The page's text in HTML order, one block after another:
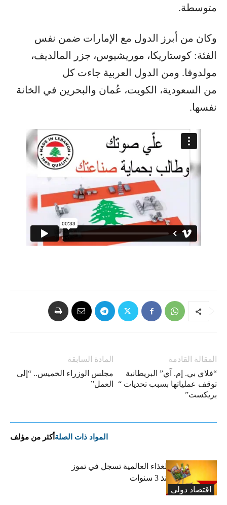
متوسطة.
وكان من أبرز الدول مع الإمارات ضمن نفس
الفئة: كوستاريكا، موريشيوس، جزر المالديف،
مولدوفا. ومن الدول العربية جاءت كل
من السعودية، الكويت، عُمان والبحرين في الخانة
نفسها.
المادة السابقة
مجلس الوزراء الخميس.. “إلى
العمل”
المقالة القادمة
“فلاي بي. إم. آي” البريطانية
توقف عملياتها بسبب تحديات “​
بريكست​”
المواد ذات الصلة أكثر من مؤلف
اقتصاد دولی
“الفاو”: أسعار الغذاء العالمية تسجل في تموز
أعلى مستوى منذ 3 سنوات